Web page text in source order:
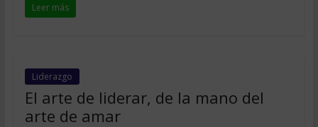
Leer más
Liderazgo
El arte de liderar, de la mano del
arte de amar